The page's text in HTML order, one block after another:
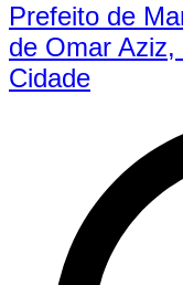
Prefeito de
de Omar
Cidade